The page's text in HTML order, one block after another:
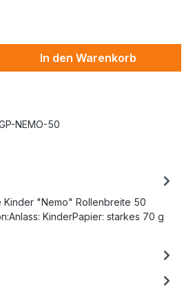
In den Warenkorb
NEMO-50
Kinder "Nemo" Rollenbreite 50
KinderPapier: starkes 70 g